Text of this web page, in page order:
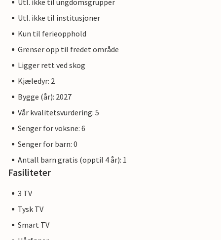
Utl. ikke til ungdomsgrupper
Utl. ikke til institusjoner
Kun til ferieopphold
Grenser opp til fredet område
Ligger rett ved skog
Kjæledyr: 2
Bygge (år): 2027
Vår kvalitetsvurdering: 5
Senger for voksne: 6
Senger for barn: 0
Antall barn gratis (opptil 4 år): 1
Fasiliteter
3 TV
Tysk TV
Smart TV